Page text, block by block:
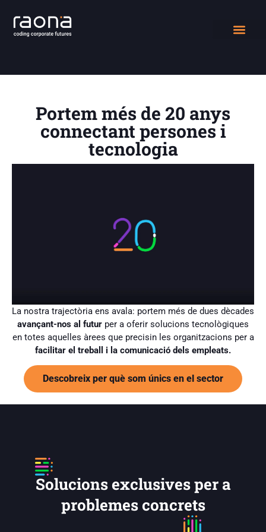
La intranet corporativa más avanzada del mercado y única
Portem més de 20 anys
connectant persones i
tecnologia
La nostra trajectòria ens avala: portem més de dues dècades
avançant-nos al futur per a oferir solucions tecnològiques
en totes aquelles àrees que precisin les organitzacions per a
facilitar el treball i la comunicació dels empleats.
Descobreix per què som únics en el sector
Solucions exclusives per a
problemes concrets